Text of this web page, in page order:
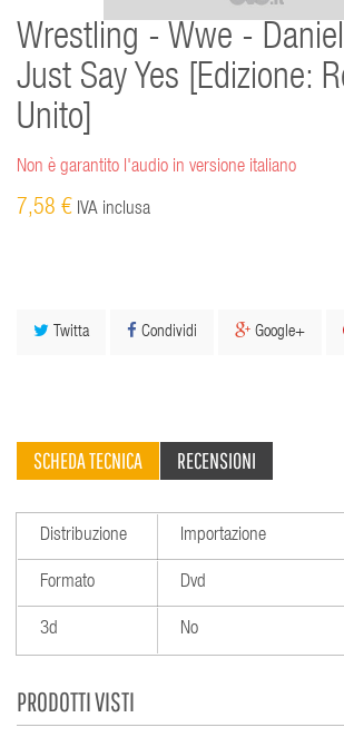
Wrestling - Wwe -
Just Say Yes [Edizione:
Unito]
Non è garantito l'audio in versione italiano
7,58 € IVA inclusa
Twitta Condividi Google+
SCHEDA TECNICA RECENSIONI
Distribuzione Importazione
Formato Dvd
3d No
PRODOTTI VISTI